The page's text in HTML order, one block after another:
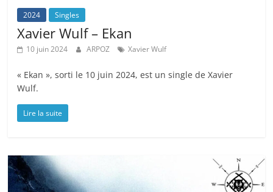
2024 Singles
Xavier Wulf – Ekan
10 juin 2024 ARPOZ Xavier Wulf
« Ekan », sorti le 10 juin 2024, est un single de Xavier
Wulf.
Lire la suite